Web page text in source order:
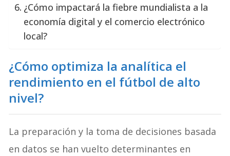
¿Cómo impactará la fiebre mundialista a la
economía digital y el comercio electrónico
local?
¿Cómo optimiza la analítica el
rendimiento en el fútbol de alto
nivel?
La preparación y la toma de decisiones basada
en datos se han vuelto determinantes en